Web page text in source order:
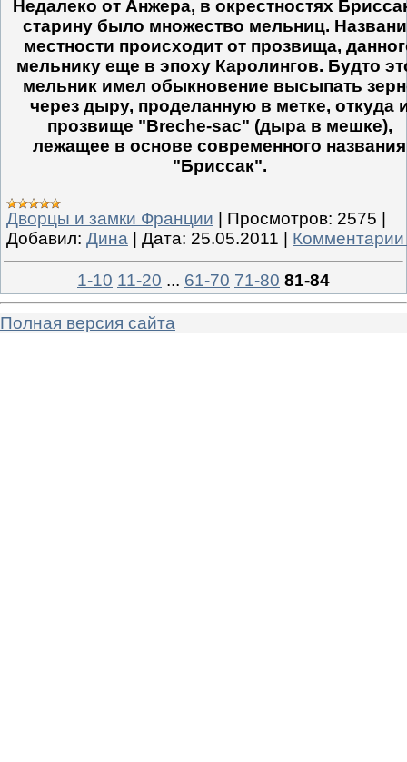
Недалеко от Анжера, в окрестностях
старину было множество мельниц.
местности происходит от прозвища,
мельнику еще в эпоху Каролингов. Будто
мельник имел обыкновение высыпать
через дыру, проделанную в метке, откуда
прозвище "Breche-sac" (дыра в мешке),
лежащее в основе современного названия
"Бриссак".
Дворцы и замки Франции Просмотров: 2575
Добавил: Дина Дата: 25.05.2011 Комментарии
1-10 11-20 ... 61-70 71-80 81-84
Полная версия сайта